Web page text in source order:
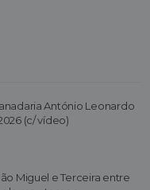
António Leonardo
(c/ vídeo)
Miguel e Terceira entre